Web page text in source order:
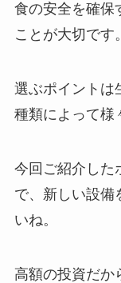
食の安全を確保
ことが大切です。
選ぶポイントは
種類によって様
今回ご紹介した
で、新しい設備
いね。
高額の投資だか